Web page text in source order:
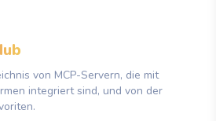
von MCP-Servern, die mit
integriert sind, und von der